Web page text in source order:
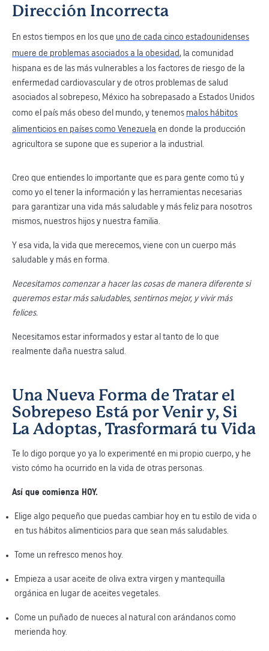
Dirección Incorrecta
En estos tiempos en los que uno de cada cinco estadounidenses
muere de problemas asociados a la obesidad, la comunidad
hispana es de las más vulnerables a los factores de riesgo de la
enfermedad cardiovascular y de otros problemas de salud
asociados al sobrepeso, México ha sobrepasado a Estados Unidos
como el país más obeso del mundo, y tenemos malos hábitos
alimenticios en países como Venezuela en donde la producción
agricultora se supone que es superior a la industrial.
Creo que entiendes lo importante que es para gente como tú y
como yo el tener la información y las herramientas necesarias
para garantizar una vida más saludable y más feliz para nosotros
mismos, nuestros hijos y nuestra familia.
Y esa vida, la vida que merecemos, viene con un cuerpo más
saludable y más en forma.
Necesitamos comenzar a hacer las cosas de manera diferente si
queremos estar más saludables, sentirnos mejor, y vivir más
felices.
Necesitamos estar informados y estar al tanto de lo que
realmente daña nuestra salud.
Una Nueva Forma de Tratar el
Sobrepeso Está por Venir y, Si
La Adoptas, Trasformará tu Vida
Te lo digo porque yo ya lo experimenté en mi propio cuerpo, y he
visto cómo ha ocurrido en la vida de otras personas.
Así que comienza HOY.
Elige algo pequeño que puedas cambiar hoy en tu estilo de vida o
en tus hábitos alimenticios para que sean más saludables.
Tome un refresco menos hoy.
Empieza a usar aceite de oliva extra virgen y mantequilla
orgánica en lugar de aceites vegetales.
Come un puñado de nueces al natural con arándanos como
merienda hoy.